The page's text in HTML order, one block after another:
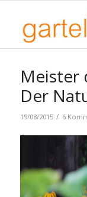
Meister
Der
19/08/2015 / 6